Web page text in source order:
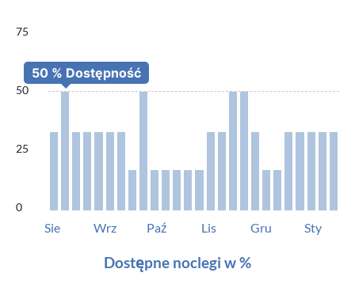
75
50
25
0
Sie Wrz Paź Lis Gru Sty
Dostępne noclegi w %